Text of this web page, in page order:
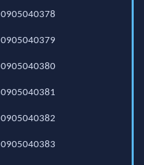
0905040378
0905040379
0905040380
0905040381
0905040382
0905040383